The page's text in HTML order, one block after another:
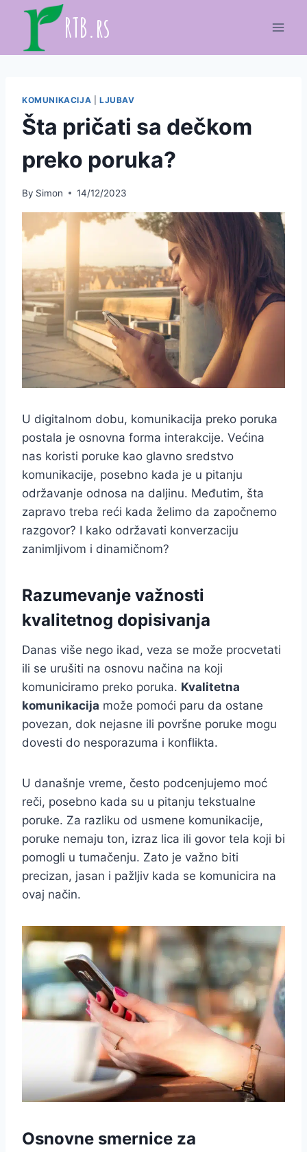
content
RTB.rs
KOMUNIKACIJA LJUBAV
Šta pričati sa dečkom
preko poruka?
By Simon 14/12/2023
U digitalnom dobu, komunikacija preko poruka
postala je osnovna forma interakcije. Većina
nas koristi poruke kao glavno sredstvo
komunikacije, posebno kada je u pitanju
održavanje odnosa na daljinu. Međutim, šta
zapravo treba reći kada želimo da započnemo
razgovor? I kako održavati konverzaciju
zanimljivom i dinamičnom?
Razumevanje važnosti
kvalitetnog dopisivanja
Danas više nego ikad, veza se može procvetati
ili se urušiti na osnovu načina na koji
komuniciramo preko poruka. Kvalitetna
komunikacija može pomoći paru da ostane
povezan, dok nejasne ili površne poruke mogu
dovesti do nesporazuma i konflikta.
U današnje vreme, često podcenjujemo moć
reči, posebno kada su u pitanju tekstualne
poruke. Za razliku od usmene komunikacije,
poruke nemaju ton, izraz lica ili govor tela koji bi
pomogli u tumačenju. Zato je važno biti
precizan, jasan i pažljiv kada se komunicira na
ovaj način.
Osnovne smernice za